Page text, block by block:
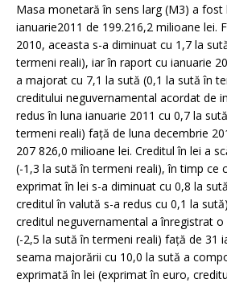
Masa monetară în sens larg (M3) a fost
ianuarie2011 de 199.216,2 milioane lei.
2010, aceasta s-a diminuat cu 1,7 la
termeni reali), iar în raport cu ianuarie
a majorat cu 7,1 la sută (0,1 la sută în
creditului neguvernamental acordat de
redus în luna ianuarie 2011 cu 0,7 la
termeni reali) faţă de luna decembrie
207 826,0 milioane lei. Creditul în lei a
(-1,3 la sută în termeni reali), în timp ce
exprimat în lei s-a diminuat cu 0,8 la
creditul în valută s-a redus cu 0,1 la
creditul neguvernamental a înregistrat
(-2,5 la sută în termeni reali) faţă de 31
seama majorării cu 10,0 la sută a
exprimată în lei (exprimat în euro,